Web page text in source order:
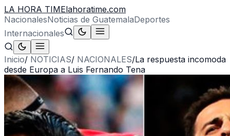
LA HORA TIMElahoratime.com
NacionalesNoticias de GuatemalaDeportes
Internacionales
Inicio/ NOTICIAS/ NACIONALES/La respuesta incomoda
desde Europa a Luis Fernando Tena